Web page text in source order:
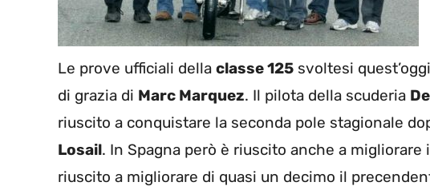
Le prove ufficiali della classe 125 svoltesi
di grazia di Marc Marquez. Il pilota della scuderia
riuscito a conquistare la seconda pole stagionale
Losail. In Spagna però è riuscito anche a migliorare
riuscito a migliorare di quasi un decimo il